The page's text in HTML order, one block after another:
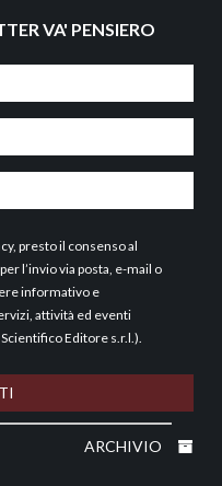
VA' PENSIERO
, presto il consenso al
l’invio via posta, e-mail o
informativo e
attività ed eventi
Editore s.r.l.).
ARCHIVIO